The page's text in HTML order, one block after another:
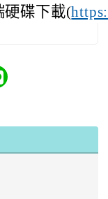
硬碟下載(